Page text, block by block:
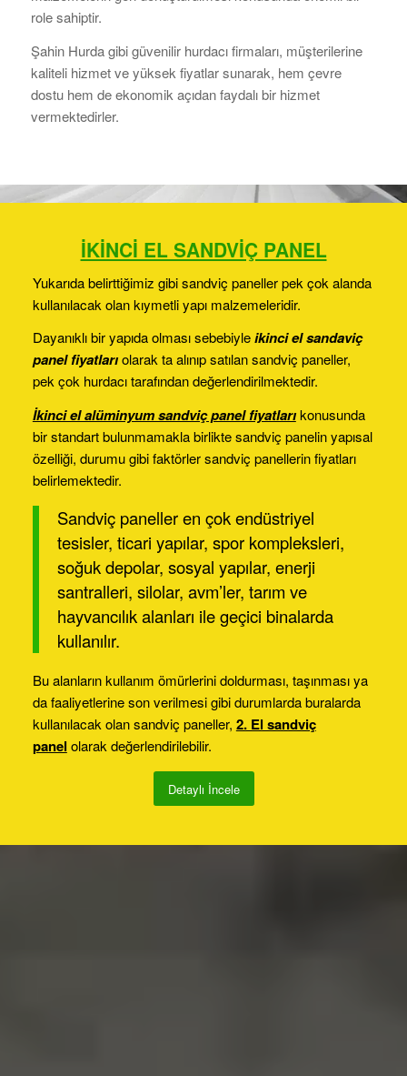
role sahiptir.
Şahin Hurda gibi güvenilir hurdacı firmaları, müşterilerine
kaliteli hizmet ve yüksek fiyatlar sunarak, hem çevre
dostu hem de ekonomik açıdan faydalı bir hizmet
vermektedirler.
İKİNCİ EL SANDVİÇ PANEL
Yukarıda belirttiğimiz gibi sandviç paneller pek çok alanda
kullanılacak olan kıymetli yapı malzemeleridir.
Dayanıklı bir yapıda olması sebebiyleikinci el sandaviç
panel fiyatlarıolarak ta alınıp satılan sandviç paneller,
pek çok hurdacı tarafından değerlendirilmektedir.
İkinci el alüminyum sandviç panel fiyatlarıkonusunda
bir standart bulunmamakla birlikte sandviç panelin yapısal
özelliği, durumu gibi faktörler sandviç panellerin fiyatları
belirlemektedir.
Sandviç paneller en çok endüstriyel
tesisler, ticari yapılar, spor kompleksleri,
soğuk depolar, sosyal yapılar, enerji
santralleri, silolar, avm’ler, tarım ve
hayvancılık alanları ile geçici binalarda
kullanılır.
Bu alanların kullanım ömürlerini doldurması, taşınması ya
da faaliyetlerine son verilmesi gibi durumlarda buralarda
kullanılacak olan sandviç paneller, 2. El sandviç
panel olarak değerlendirilebilir.
Detaylı İncele